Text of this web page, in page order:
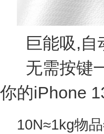
巨能吸,自
无需按键
你的iPhone
10N≈1kg物